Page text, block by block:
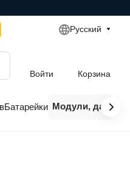
Русский
Войти Корзина
Батарейки Модули,